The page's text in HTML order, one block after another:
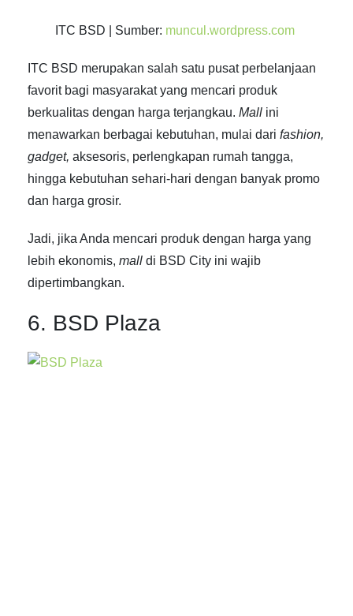
ITC BSD | Sumber: muncul.wordpress.com
ITC BSD merupakan salah satu pusat perbelanjaan
favorit bagi masyarakat yang mencari produk
berkualitas dengan harga terjangkau. Mall ini
menawarkan berbagai kebutuhan, mulai dari fashion,
gadget, aksesoris, perlengkapan rumah tangga,
hingga kebutuhan sehari-hari dengan banyak promo
dan harga grosir.
Jadi, jika Anda mencari produk dengan harga yang
lebih ekonomis, mall di BSD City ini wajib
dipertimbangkan.
6. BSD Plaza